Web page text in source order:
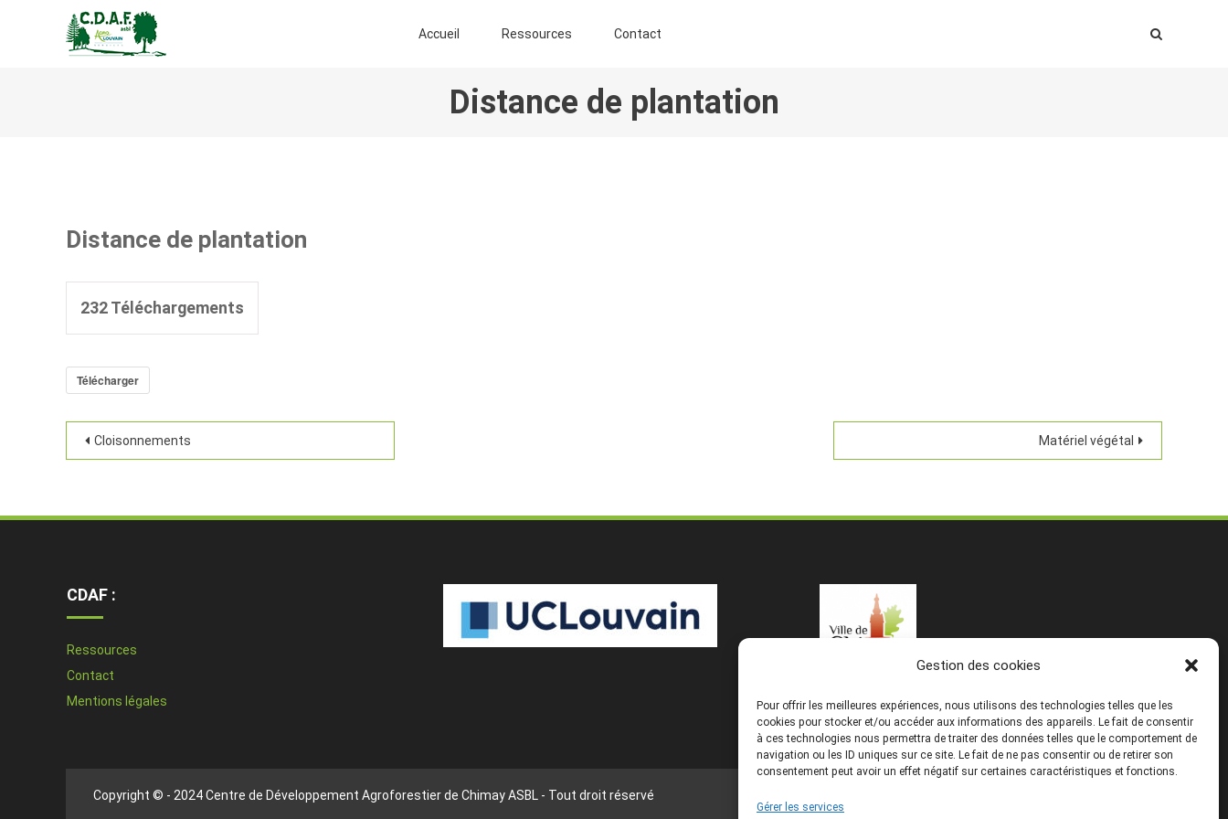
Gestion des cookies
Pour offrir les meilleures expériences, nous utilisons des technologies telles que les
cookies pour stocker et/ou accéder aux informations des appareils. Le fait de consentir
à ces technologies nous permettra de traiter des données telles que le comportement de
navigation ou les ID uniques sur ce site. Le fait de ne pas consentir ou de retirer son
consentement peut avoir un effet négatif sur certaines caractéristiques et fonctions.
Gérer les services
CENTRE DE DÉVELOPPEMENT AGROFORESTIER DE CHIMAY ASBL
Accueil Ressources Contact
Distance de plantation
Distance de plantation
232Téléchargements
Télécharger
Cloisonnements Matériel végétal
CDAF :
Ressources
Contact
Mentions légales
Copyright © - 2024 Centre de Développement Agroforestier de Chimay ASBL - Tout droit réservé